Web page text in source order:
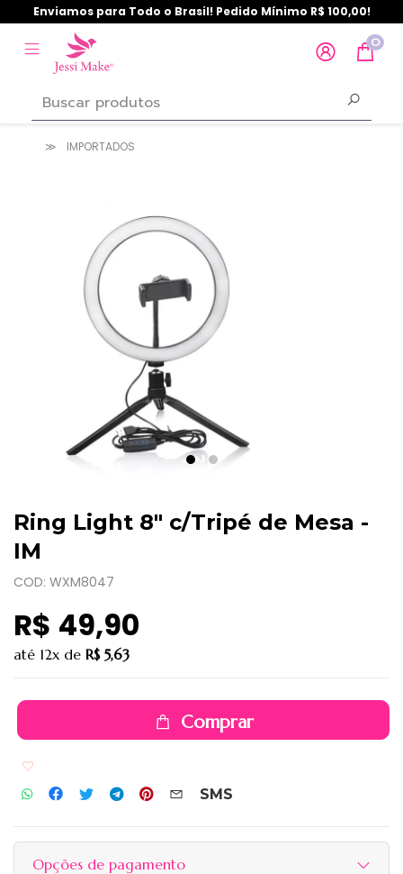
Enviamos para Todo o Brasil! Pedido Mínimo R$ 100,00!
0
IMPORTADOS
Ring Light 8" c/Tripé de Mesa -
IM
COD: WXM8047
R$ 49,90
até 12x de R$ 5,63
Comprar
SMS
Opções de pagamento